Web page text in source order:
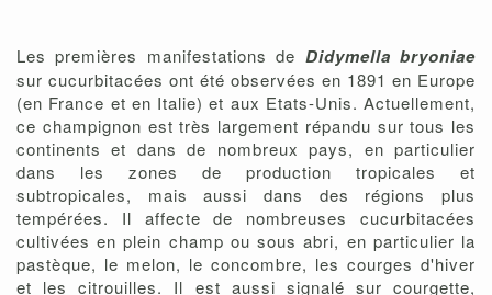
Les premières manifestations de Didymella bryoniae
sur cucurbitacées ont été observées en 1891 en Europe
(en France et en Italie) et aux Etats-Unis. Actuellement,
ce champignon est très largement répandu sur tous les
continents et dans de nombreux pays, en particulier
dans les zones de production tropicales et
subtropicales, mais aussi dans des régions plus
tempérées. Il affecte de nombreuses cucurbitacées
cultivées en plein champ ou sous abri, en particulier la
pastèque, le melon, le concombre, les courges d'hiver
et les citrouilles. Il est aussi signalé sur courgette,